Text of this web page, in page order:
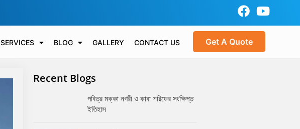
SERVICES BLOG GALLERY CONTACT US Get A Quote
Recent Blogs
পবিত্র মক্কা নগরী ও কাবা শরিফের সংক্ষিপ্ত
ইতিহাস